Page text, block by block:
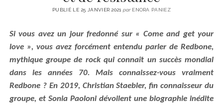
PUBLIÉ LE 25 JANVIER 2021 parENORA PANIEZ
Si vous avez un jour fredonné sur « Come and get your
love », vous avez forcément entendu parler de Redbone,
mythique groupe de rock qui connaît un succès mondial
dans les années 70. Mais connaissez-vous vraiment
Redbone ? En 2019, Christian Staebler, fin connaisseur du
groupe, et Sonia Paolonidévoilent une biographie inédite